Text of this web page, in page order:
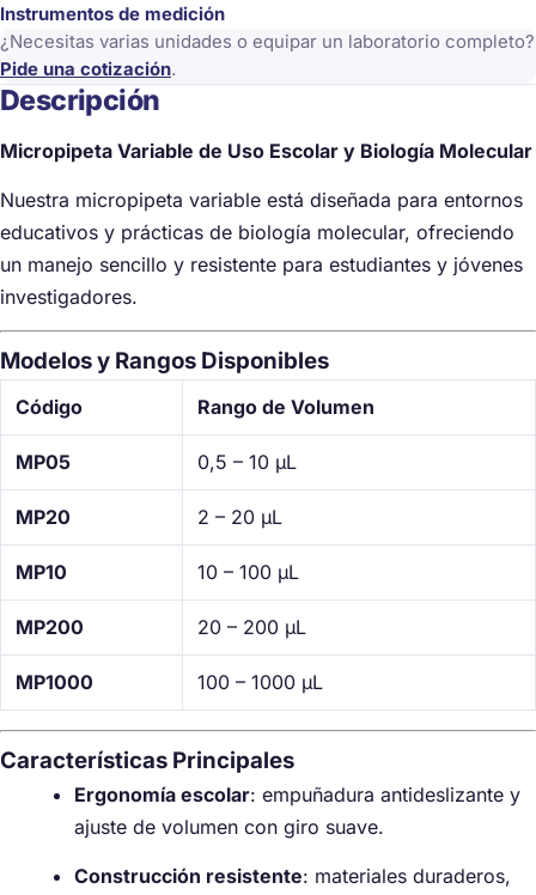
Instrumentos de medición
¿Necesitas varias unidades o equipar un laboratorio completo?
Pide una cotización.
Descripción
Micropipeta Variable de Uso Escolar y Biología Molecular
Nuestra micropipeta variable está diseñada para entornos
educativos y prácticas de biología molecular, ofreciendo
un manejo sencillo y resistente para estudiantes y jóvenes
investigadores.
Modelos y Rangos Disponibles
Código Rango de Volumen
MP05 0,5 – 10 µL
MP20 2 – 20 µL
MP10 10 – 100 µL
MP200 20 – 200 µL
MP1000 100 – 1000 µL
Características Principales
Ergonomía escolar: empuñadura antideslizante y
ajuste de volumen con giro suave.
Construcción resistente: materiales duraderos,